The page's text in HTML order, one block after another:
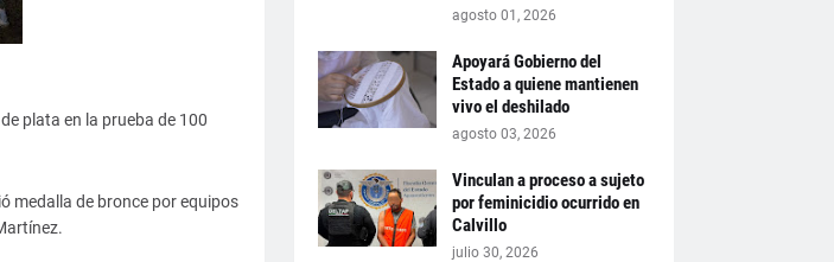
plata en la prueba de 100
medalla de bronce por equipos
agosto 01, 2026
Apoyará Gobierno del
Estado a quiene mantienen
vivo el deshilado
agosto 03, 2026
Vinculan a proceso a sujeto
por feminicidio ocurrido en
Calvillo
julio 30, 2026